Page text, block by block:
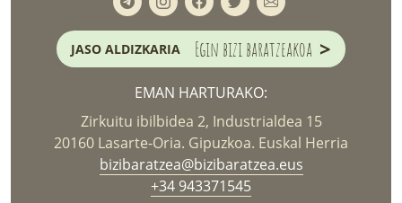
JASO ALDIZKARIA Egin bizi baratzeakoa >
EMAN HARTURAKO:
Zirkuitu ibilbidea 2, Industrialdea 15
20160 Lasarte-Oria. Gipuzkoa. Euskal Herria
bizibaratzea@bizibaratzea.eus
+34 943371545